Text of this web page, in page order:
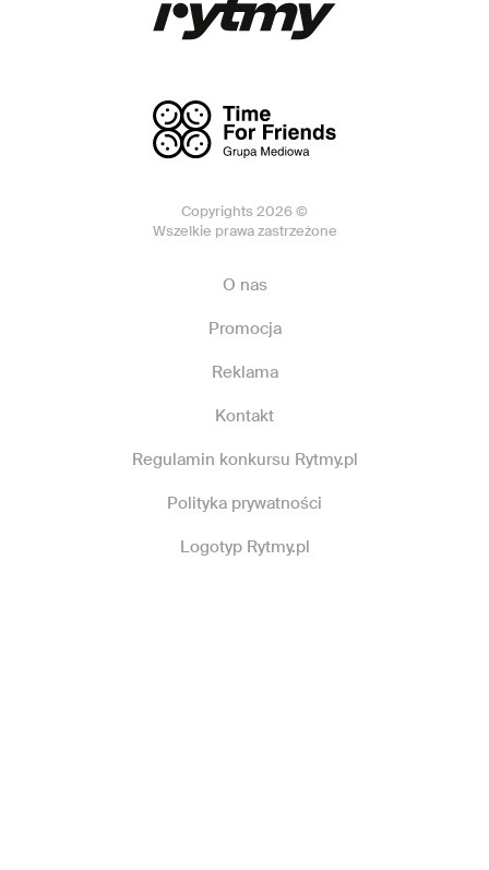
Copyrights 2026 ©
Wszelkie prawa zastrzeżone
O nas
Promocja
Reklama
Kontakt
Regulamin konkursu Rytmy.pl
Polityka prywatności
Logotyp Rytmy.pl